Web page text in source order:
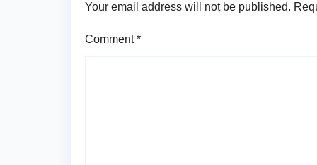
Your email address will not be published.
Comment*